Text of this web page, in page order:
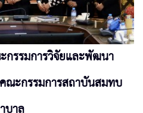
กรรมการวิจัยและพัฒนา
ะกรรมการสถาบันสมทบ